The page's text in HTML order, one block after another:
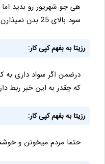
هی جو شهریور رو بدید اما
سود بالای 25 بدن نمیذارن منابعشون بره بیرون !
رزیتا به بفهم کپی کار:
درضمن اگر سواد داری
که چقدر به این خبر ربط
رزیتا به بفهم کپی کار:
حتما مردم میخونن و